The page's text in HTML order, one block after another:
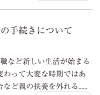
手続きについて
など新しい生活が始まる
わって大変な時期ではあ
ど親の扶養を外れる......